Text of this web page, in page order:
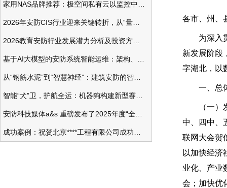
各市、州、
为深入贯
新发展阶段
字湖北，以
一、总
（一）发
中、四中、
联网大会贺
以加快经济
业化、产业
会；加快优